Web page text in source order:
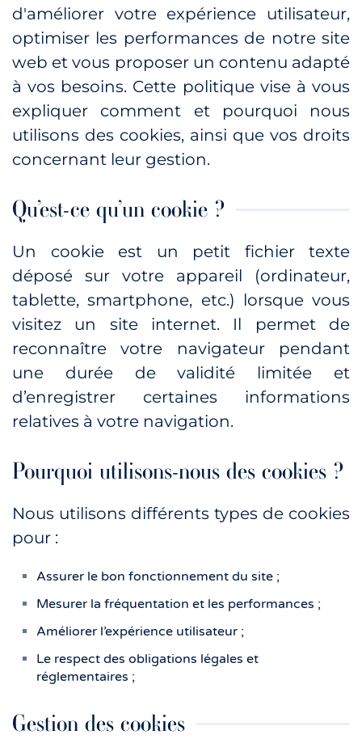
d'améliorer votre expérience utilisateur,
optimiser les performances de notre site
web et vous proposer un contenu adapté
à vos besoins. Cette politique vise à vous
expliquer comment et pourquoi nous
utilisons des cookies, ainsi que vos droits
concernant leur gestion.
Qu’est-ce qu’un cookie ?
Un cookie est un petit fichier texte
déposé sur votre appareil (ordinateur,
tablette, smartphone, etc.) lorsque vous
visitez un site internet. Il permet de
reconnaître votre navigateur pendant
une durée de validité limitée et
d’enregistrer certaines informations
relatives à votre navigation.
Pourquoi utilisons-nous des cookies ?
Nous utilisons différents types de cookies
pour :
Assurer le bon fonctionnement du site ;
Mesurer la fréquentation et les performances ;
Améliorer l’expérience utilisateur ;
Le respect des obligations légales et
réglementaires ;
Gestion des cookies